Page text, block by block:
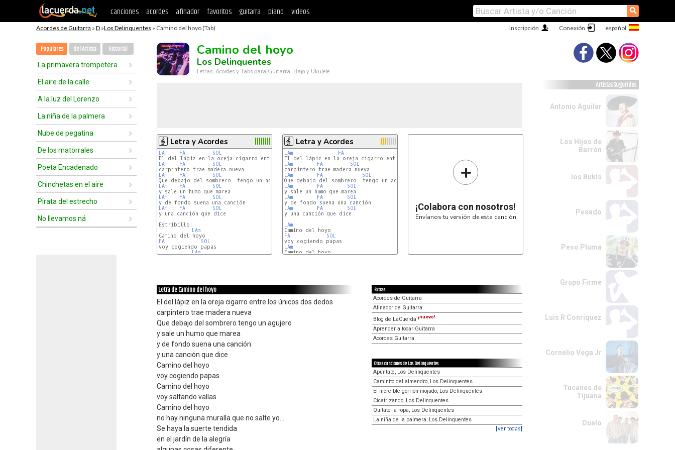
canciones acordes afinador favoritos guitarra piano videos ⚲
Acordes de Guitarra » D »Los Delinquentes » Camino del hoyo (Tab) Conexión
Inscripción
Populares del Artista Historial
La primavera trompetera
El aire de la calle
A la luz del Lorenzo
La niña de la palmera
Nube de pegatina
De los matorrales
Poeta Encadenado
Chinchetas en el aire
Pirata del estrecho
No llevamos ná
Camino del hoyo
Los Delinquentes
Letras, Acordes y Tabs para Guitarra, Bajo y Ukulele
Letra y Acordes
LAm FA
SOL
LAm
FA
SOL
LAm
FA
SOL
LAm
FA
SOL
LAm
FA
SOL
LAm
FA
SOL
y una canción que dice
Estribillo:
LAm
FA
SOL
voy cogiendo papas
LAm
Letra y Acordes
LAm FA
LAm
FA
SOL
LAm
FA
SOL
LAm
FA
SOL
LAm
FA
SOL
LAm
FA
SOL
y una canción que dice
LAm
FA
SOL
LAm
+
¡Colabora con nosotros!
Envíanos tu versión de esta canción
Letra de Camino del hoyo
El del lápiz en la oreja cigarro entre los únicos dos dedos
carpintero trae madera nueva
Que debajo del sombrero tengo un agujero
y sale un humo que marea
y de fondo suena una canción
y una canción que dice
Camino del hoyo
voy cogiendo papas
Camino del hoyo
voy saltando vallas
Camino del hoyo
no hay ninguna muralla que no salte yo...
Se haya la suerte tendida
en el jardín de la alegría
Extras
Acordes de Guitarra
Afinador de Guitarra
Blog de LaCuerda ¡nuevo!
Aprender a tocar Guitarra
Acordes Guitarra
Otras canciones de Los Delinquentes
Apúntate, Los Delinquentes
Caminito del almendro, Los Delinquentes
El increible gorrión mojado, Los Delinquentes
Cicatrizando, Los Delinquentes
Quítate la ropa, Los Delinquentes
La niña de la palmera, Los Delinquentes
[ver todas]
Artistas Sugeridos
Antonio Aguilar
Los Hijos de
Barrón
los Bukis
Pesado
Peso Pluma
Grupo Firme
Luis R Conriquez
Cornelio Vega Jr
Tucanes de
Tijuana
Duelo